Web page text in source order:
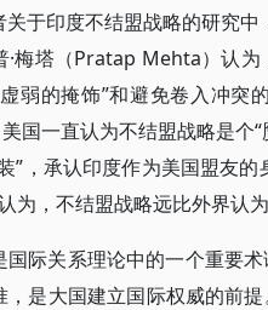
于印度不结盟战略的研究中
·梅塔（Pratap Mehta）认
弱的掩饰”和避免卷入冲突
国一直认为不结盟战略是
”，承认印度作为美国盟友
为，不结盟战略远比外界认
国际关系理论中的一个重要
，是大国建立国际权威的前